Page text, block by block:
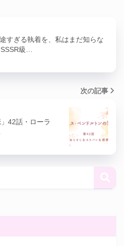
途すぎる執着を、私はまだ知らな
級…
次の記事
42話・ローラ